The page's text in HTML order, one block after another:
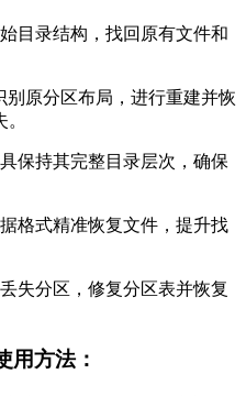
目录结构，找回原有文件和
别原分区布局，进行重建并恢
保持其完整目录层次，确保
格式精准恢复文件，提升找
失分区，修复分区表并恢复
用方法：